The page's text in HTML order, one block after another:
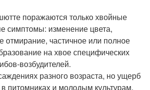
поражаются только хвойные
симптомы: изменение цвета,
отмирание, частичное или полное
на хвое специфических
возбудителей.
разного возраста, но ущерб
в питомниках и молодым культурам.